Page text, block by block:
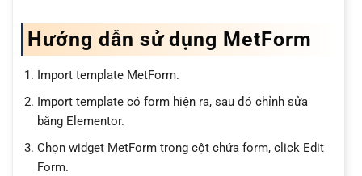
Hướng dẫn sử dụng MetForm
Import template MetForm.
Import template có form hiện ra, sau đó chỉnh sửa
bằng Elementor.
Chọn widget MetForm trong cột chứa form, click Edit
Form.